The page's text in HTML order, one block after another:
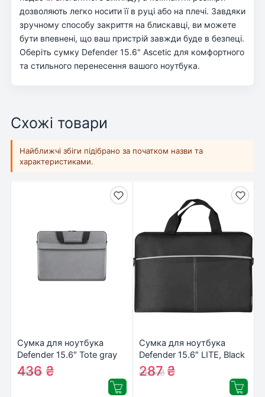
дозволяють легко носити її в руці або на плечі. Завдяки
зручному способу закриття на блискавці, ви можете
бути впевнені, що ваш пристрій завжди буде в безпеці.
Оберіть сумку Defender 15.6" Ascetic для комфортного
та стильного перенесення вашого ноутбука.
Схожі товари
Найближчі збіги підібрано за початком назви та
характеристиками.
Сумка для ноутбука
Defender 15.6″ Tote gray
(26100)
459₴
436 ₴
Сумка для ноутбука
Defender 15.6″ LITE, Black
(26086)
303₴
287₴